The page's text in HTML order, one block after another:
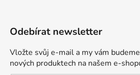
Odebírat newsletter
Vložte svůj e-mail a my vám
nových produktech na našem e-